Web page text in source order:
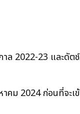
ล 2022-23 และดัต
คม 2024 ก่อนที่จะเ